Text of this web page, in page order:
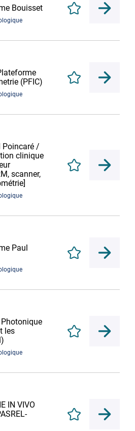
Bouisset Enregistrer
(PFIC)
Enregistrer
Poincaré /
clinique
scanner,
Enregistrer
Paul
Enregistrer
les
Enregistrer
IN VIVO
Enregistrer